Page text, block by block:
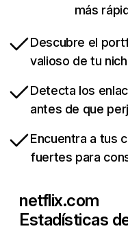
más
Descubre el
valioso de tu
Detecta los
antes de que
Encuentra a tus
fuertes para
netflix.com
Estadísticas